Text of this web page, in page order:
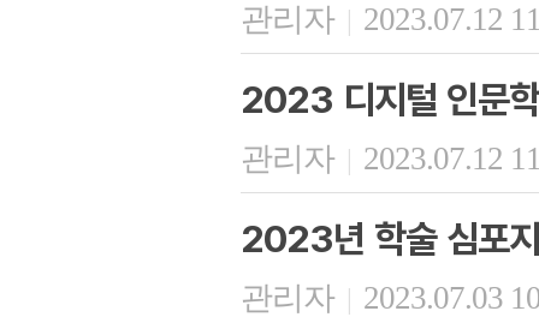
관리자 | 2023.07.12
2023 디지털 인문
관리자 | 2023.07.12
2023년 학술 심포
관리자 | 2023.07.03